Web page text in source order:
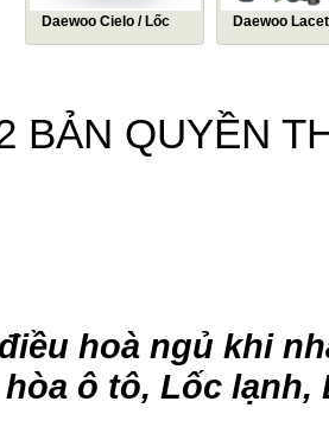
Daewoo Cielo / Lốc
lạnh điều hòa Daewoo
Daewoo
Lốc lạnh điều
Daewoo Lacetti
BẢN QUYỀN
hoà ngủ khi
ô tô, Lốc lạnh,